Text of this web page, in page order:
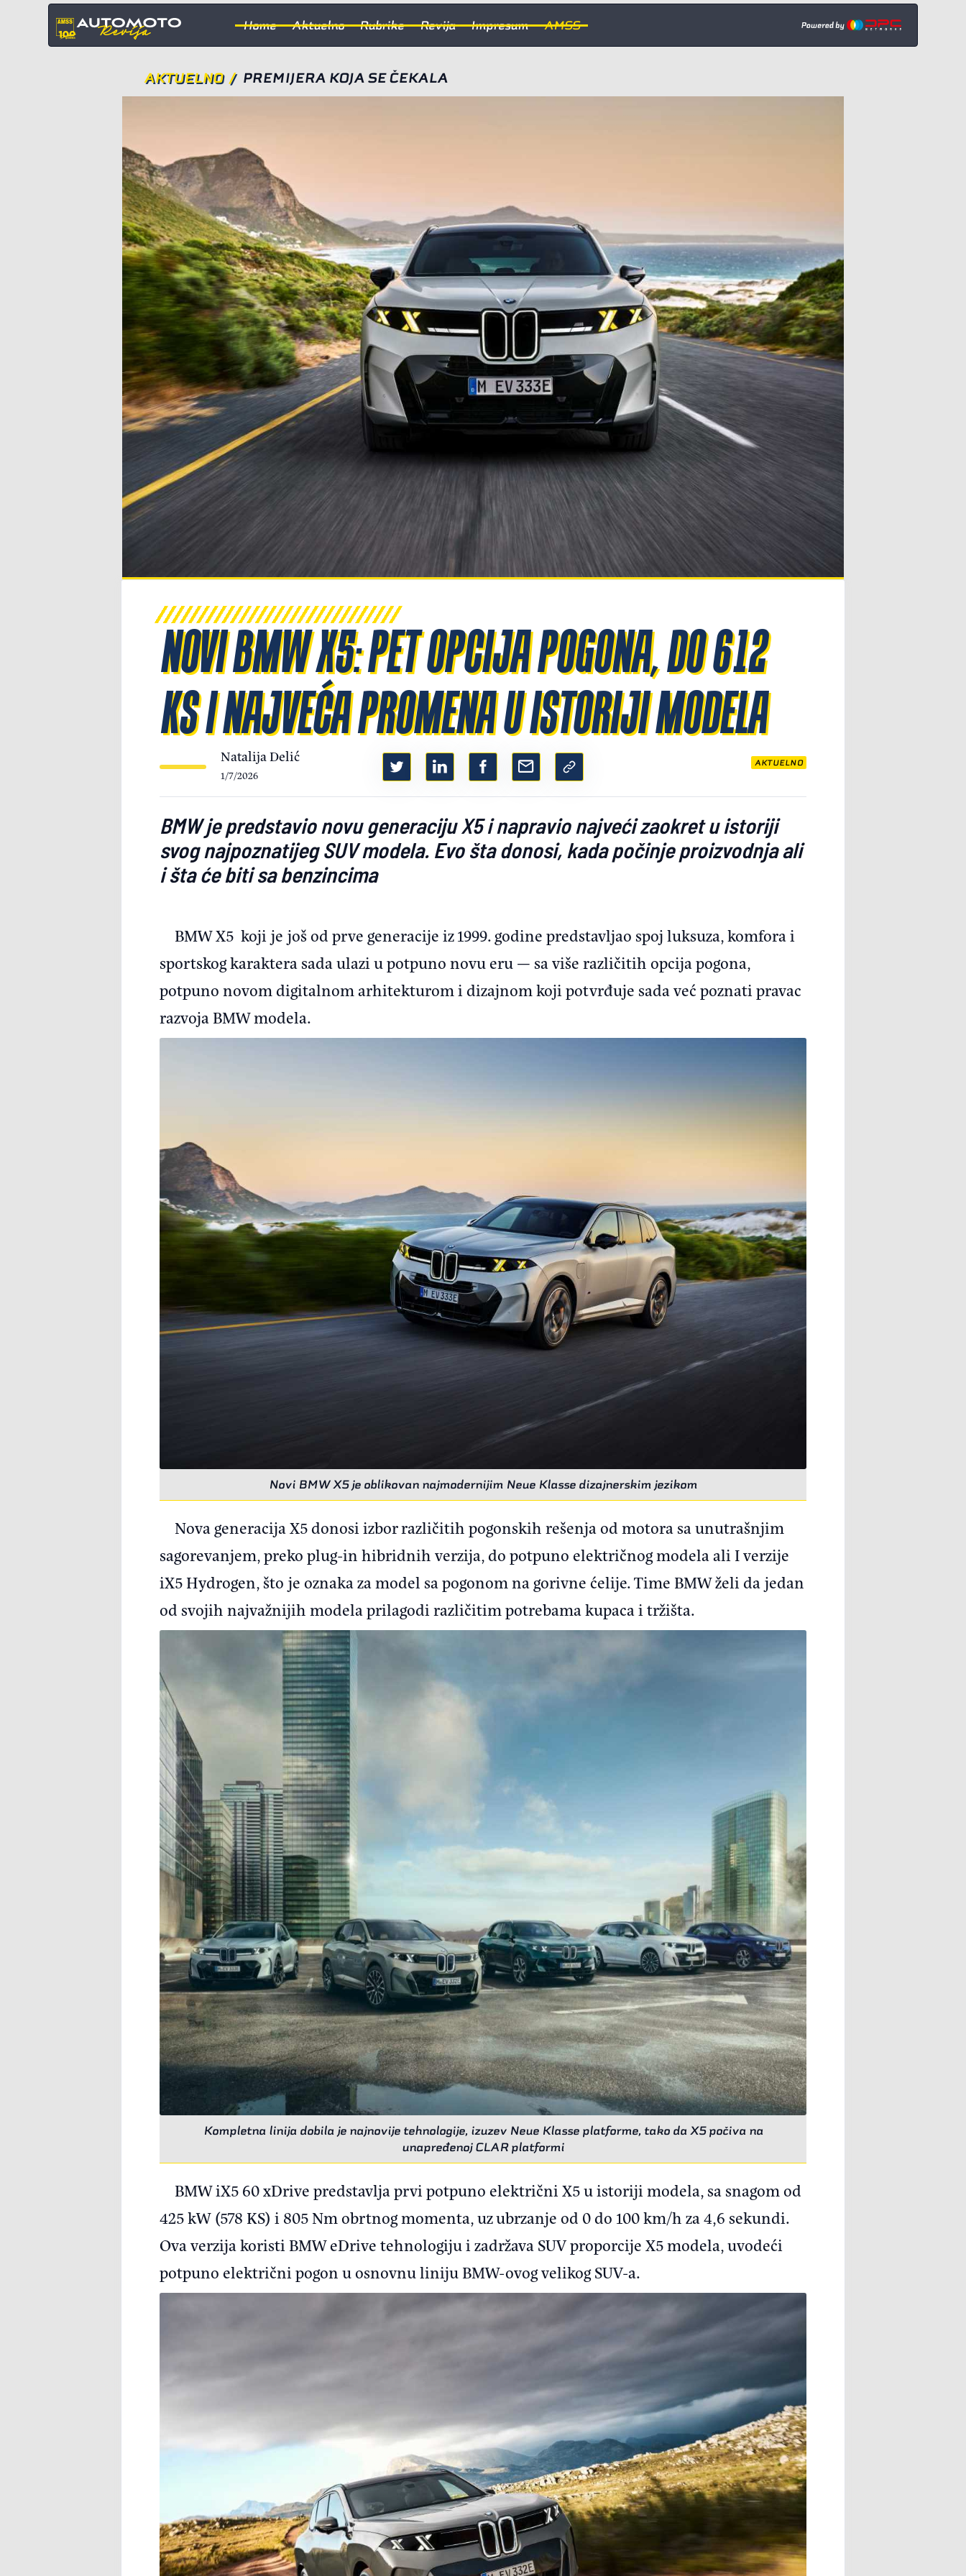
Home Aktuelno Rubrike Revija Impresum AMSS
AKTUELNO / PREMIJERA KOJA SE ČEKALA
NOVI BMW X5: PET OPCIJA POGONA, DO 612
KS I NAJVEĆA PROMENA U ISTORIJI MODELA
Natalija Delić
1/7/2026
AKTUELNO
BMW je predstavio novu generaciju X5 i napravio najveći zaokret u istoriji
svog najpoznatijeg SUV modela. Evo šta donosi, kada počinje proizvodnja ali
i šta će biti sa benzincima
BMW X5 koji je još od prve generacije iz 1999. godine predstavljao spoj luksuza, komfora i
sportskog karaktera sada ulazi u potpuno novu eru — sa više različitih opcija pogona,
potpuno novom digitalnom arhitekturom i dizajnom koji potvrđuje sada već poznati pravac
razvoja BMW modela.
Novi BMW X5 je oblikovan najmodernijim Neue Klasse dizajnerskim jezikom
Nova generacija X5 donosi izbor različitih pogonskih rešenja od motora sa unutrašnjim
sagorevanjem, preko plug-in hibridnih verzija, do potpuno električnog modela ali I verzije
iX5 Hydrogen, što je oznaka za model sa pogonom na gorivne ćelije. Time BMW želi da jedan
od svojih najvažnijih modela prilagodi različitim potrebama kupaca i tržišta.
Kompletna linija dobila je najnovije tehnologije, izuzev Neue Klasse platforme, tako da X5 počiva na
unapređenoj CLAR platformi
BMW iX5 60 xDrive predstavlja prvi potpuno električni X5 u istoriji modela, sa snagom od
425 kW (578 KS) i 805 Nm obrtnog momenta, uz ubrzanje od 0 do 100 km/h za 4,6 sekundi.
Ova verzija koristi BMW eDrive tehnologiju i zadržava SUV proporcije X5 modela, uvodeći
potpuno električni pogon u osnovnu liniju BMW-ovog velikog SUV-a.